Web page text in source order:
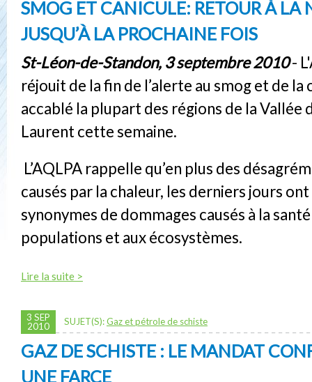
SMOG ET CANICULE: RETOUR À LA
JUSQU’À LA PROCHAINE FOIS
St-Léon-de-Standon, 3 septembre 2010-
réjouit de la fin de l’alerte au smog et de la
accablé la plupart des régions de la Vallée
Laurent cette semaine.
L’AQLPA rappelle qu’en plus des
causés par la chaleur, les derniers jours
synonymes de dommages causés à la
populations et aux écosystèmes.
Lire la suite >
3 SEP
2010
SUJET(S):Gaz et pétrole de schiste
GAZ DE SCHISTE : LE MANDAT
UNE FARCE